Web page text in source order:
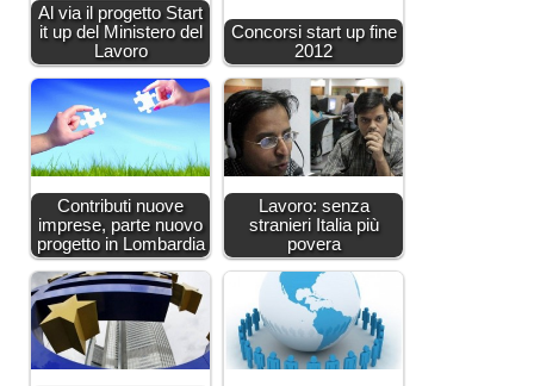
Al via il progetto Start
it up del Ministero del
Lavoro
Concorsi start up fine
2012
Contributi nuove
imprese, parte nuovo
progetto in Lombardia
Lavoro: senza
stranieri Italia più
povera